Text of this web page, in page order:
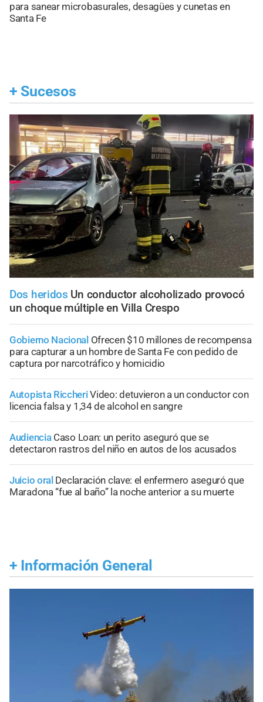
para sanear microbasurales, desagües y cunetas en
Santa Fe
+ Sucesos
Dos heridos Un conductor alcoholizado provocó
un choque múltiple en Villa Crespo
Gobierno Nacional Ofrecen $10 millones de recompensa
para capturar a un hombre de Santa Fe con pedido de
captura por narcotráfico y homicidio
Autopista RiccheriVideo: detuvieron a un conductor con
licencia falsa y 1,34 de alcohol en sangre
Audiencia Caso Loan: un perito aseguró que se
detectaron rastros del niño en autos de los acusados
Juicio oral Declaración clave: el enfermero aseguró que
Maradona “fue al baño” la noche anterior a su muerte
+ Información General